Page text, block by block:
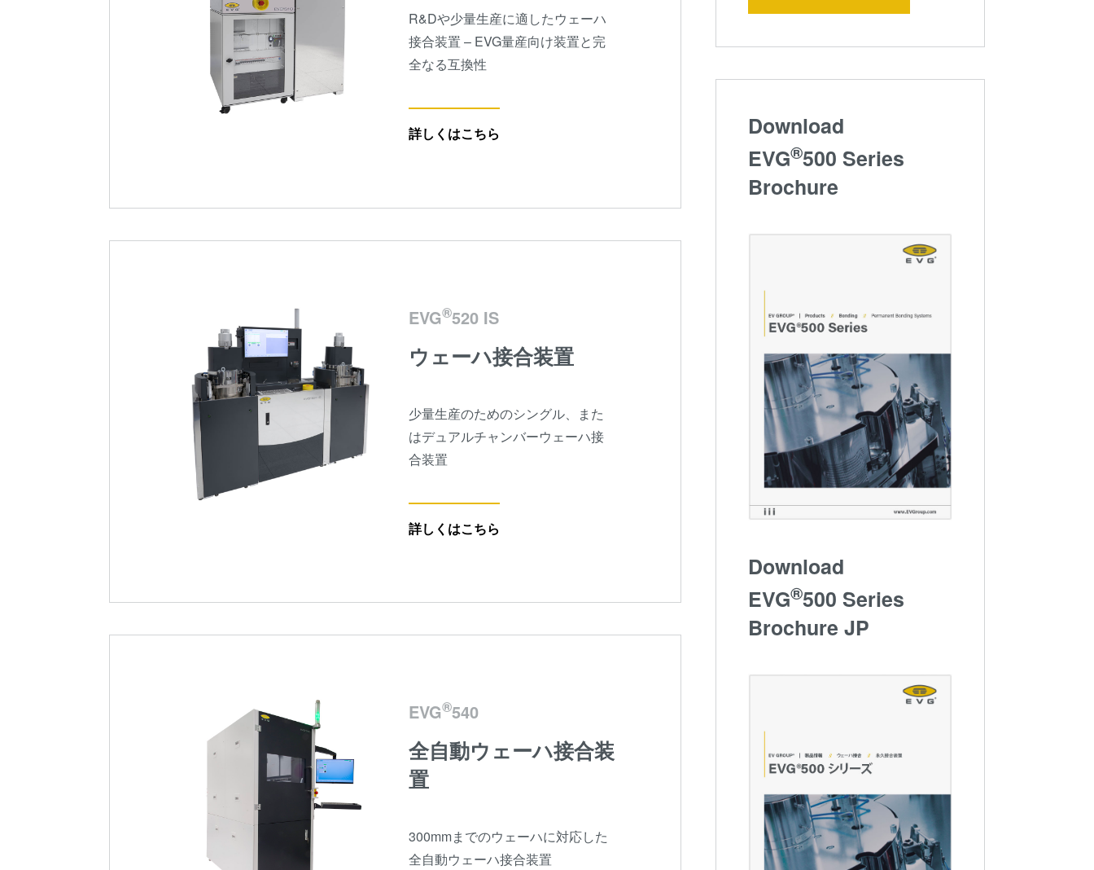
R&Dや少量生産に適したウェーハ
接合装置 – EVG量産向け装置と完
全なる互換性
詳しくはこちら
EVG®520 IS
ウェーハ接合装置
少量生産のためのシングル、また
はデュアルチャンバーウェーハ接
合装置
詳しくはこちら
EVG®540
全自動ウェーハ接合装
置
300mmまでのウェーハに対応した
全自動ウェーハ接合装置
Download
EVG®500 Series
Brochure
Download
EVG®500 Series
Brochure JP